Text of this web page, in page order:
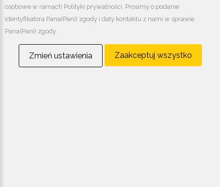
osobowe w ramach Polityki prywatności. Prosimy o podanie
identyfikatora Pana(Pani) zgody i daty kontaktu z nami w sprawie
Pana(Pani) zgody.
Zmień ustawienia Zaakceptuj wszystko
biuro@budorex-air.com